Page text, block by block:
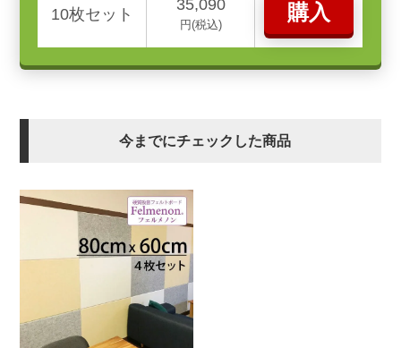
10枚セット
35,090
円(税込)
購入
今までにチェックした商品